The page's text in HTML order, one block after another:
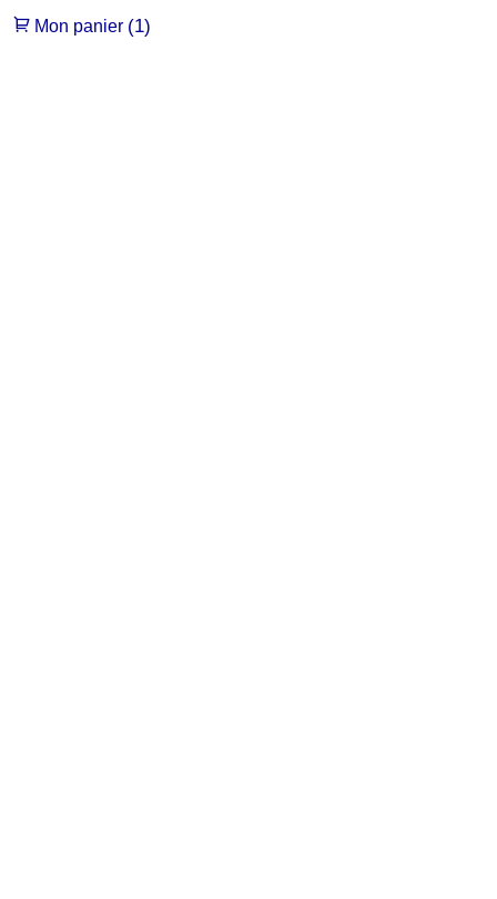
Mon panier (1)